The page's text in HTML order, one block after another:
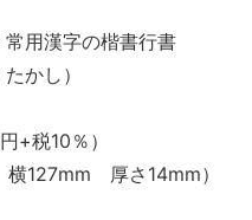
常用漢字の楷書行書
かし）
+税10％）
127mm 厚さ14mm）